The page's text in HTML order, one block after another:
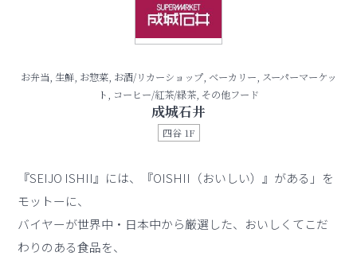
お弁当, 生鮮, お惣菜, お酒/リカーショップ, ベーカリー, スーパーマーケッ
ト, コーヒー/紅茶/緑茶, その他フード
成城石井
四谷 1F
『SEIJO ISHII』には、『OISHII（おいしい）』がある」を
モットーに、
バイヤーが世界中・日本中から厳選した、おいしくてこだ
わりのある食品を、